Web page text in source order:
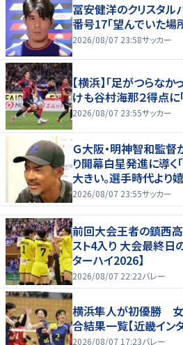
冨安健洋のクリスタル
番号17「望んでいた場
2026/08/07 23:58サッカー
【横浜】「足がつらな
けも谷村海那２得点に
2026/08/07 23:55サッカー
Ｇ大阪・明神智和監督
り開幕白星発進に導く
大きい。選手時代より
2026/08/07 23:55サッカー
前回大会王者の鎮西
スト4入り 大会最終日
ターハイ2026】
2026/08/07 22:22バレー
横浜隼人が初優勝 女
合結果一覧【近畿イン
2026/08/07 17:23バレー